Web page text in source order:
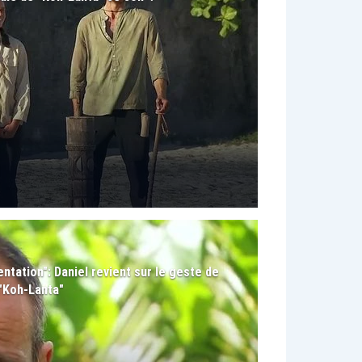
Daniel revient sur le geste de
Lanta"